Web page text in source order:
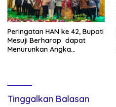
Peringatan HAN ke 42, Bupati
Mesuji Berharap dapat
Menurunkan Angka
Tinggalkan Balasan